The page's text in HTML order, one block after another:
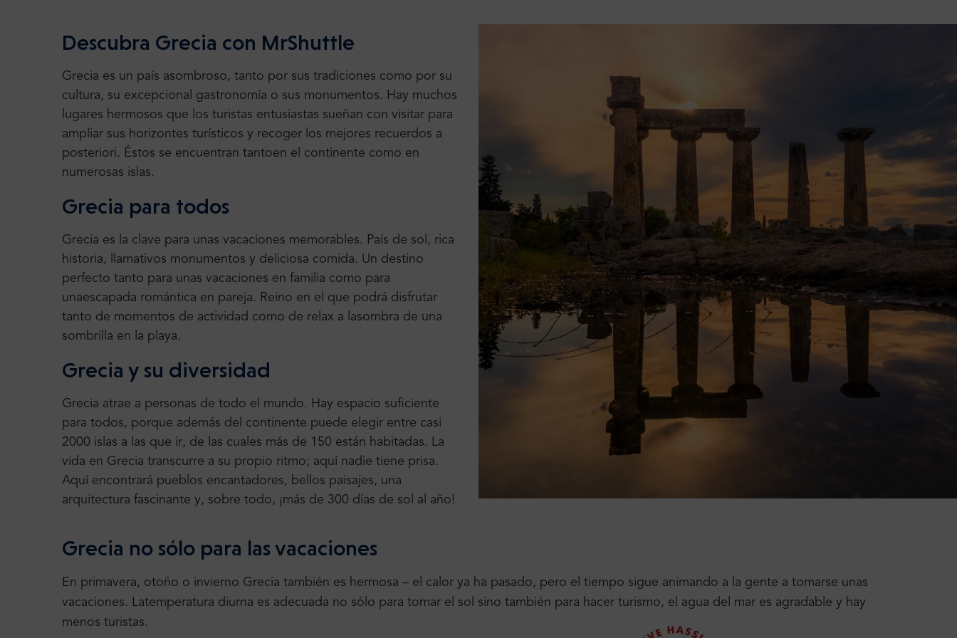
Descubra Grecia con MrShuttle
Grecia es un país asombroso, tanto por sus tradiciones como por su
cultura, su excepcional gastronomía o sus monumentos. Hay muchos
lugares hermosos que los turistas entusiastas sueñan con visitar para
ampliar sus horizontes turísticos y recoger los mejores recuerdos a
posteriori. Éstos se encuentran tantoen el continente como en
numerosas islas.
Grecia para todos
Grecia es la clave para unas vacaciones memorables. País de sol, rica
historia, llamativos monumentos y deliciosa comida. Un destino
perfecto tanto para unas vacaciones en familia como para
unaescapada romántica en pareja. Reino en el que podrá disfrutar
tanto de momentos de actividad como de relax a lasombra de una
sombrilla en la playa.
Grecia y su diversidad
Grecia atrae a personas de todo el mundo. Hay espacio suficiente
para todos, porque además del continente puede elegir entre casi
2000 islas a las que ir, de las cuales más de 150 están habitadas. La
vida en Grecia transcurre a su propio ritmo; aquí nadie tiene prisa.
Aquí encontrará pueblos encantadores, bellos paisajes, una
arquitectura fascinante y, sobre todo, ¡más de 300 días de sol al año!
Grecia no sólo para las vacaciones
En primavera, otoño o invierno Grecia también es hermosa – el calor ya ha pasado, pero el tiempo sigue animando a la gente a tomarse unas
vacaciones. Latemperatura diurna es adecuada no sólo para tomar el sol sino también para hacer turismo, el agua del mar es agradable y hay
menos turistas.